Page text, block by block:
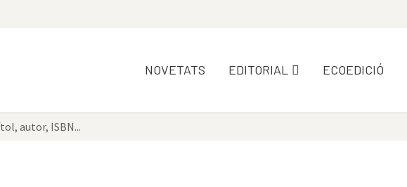
NOVETATS EDITORIAL ECOEDICIÓ